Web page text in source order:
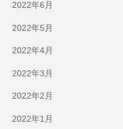
2022年6月
2022年5月
2022年4月
2022年3月
2022年2月
2022年1月